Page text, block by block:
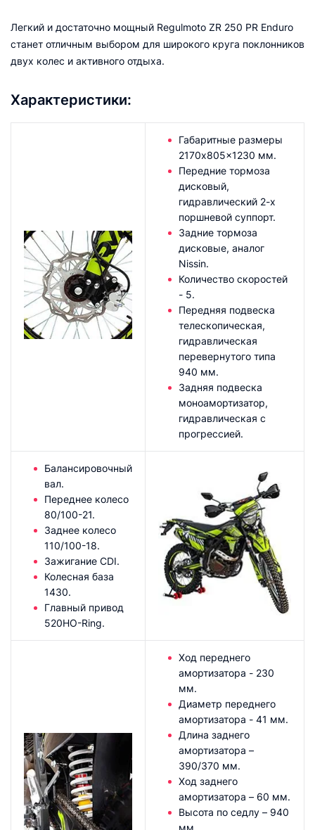
Легкий и достаточно мощный Regulmoto ZR 250 PR Enduro
станет отличным выбором для широкого круга поклонников
двух колес и активного отдыха.
Характеристики:
Габаритные размеры
2170x805x1230 мм.
Передние тормоза
дисковый,
гидравлический 2-х
поршневой суппорт.
Задние тормоза
дисковые, аналог
Nissin.
Количество скоростей
- 5.
Передняя подвеска
телескопическая,
гидравлическая
перевернутого типа
940 мм.
Задняя подвеска
моноамортизатор,
гидравлическая с
прогрессией.
Балансировочный
вал.
Переднее колесо
80/100-21.
Заднее колесо
110/100-18.
Зажигание CDI.
Колесная база
1430.
Главный привод
520HO-Ring.
Ход переднего
амортизатора - 230
мм.
Диаметр переднего
амортизатора - 41 мм.
Длина заднего
амортизатора –
390/370 мм.
Ход заднего
амортизатора – 60 мм.
Высота по седлу – 940
мм.